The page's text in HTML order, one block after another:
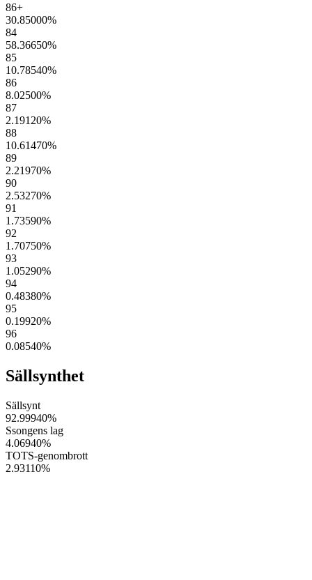
86+
30.85000%
84
58.36650%
85
10.78540%
86
8.02500%
87
2.19120%
88
10.61470%
89
2.21970%
90
2.53270%
91
1.73590%
92
1.70750%
93
1.05290%
94
0.48380%
95
0.19920%
96
0.08540%
Sällsynthet
Sällsynt
92.99940%
Ssongens lag
4.06940%
TOTS-genombrott
2.93110%